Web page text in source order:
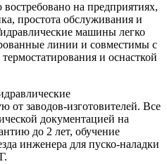
на предприятиях,
простота обслуживания и
машины легко
линии и совместимы с
и оснасткой
от заводов-изготовителей. Все
документацией на
до 2 лет, обучение
инженера для пуско-наладки